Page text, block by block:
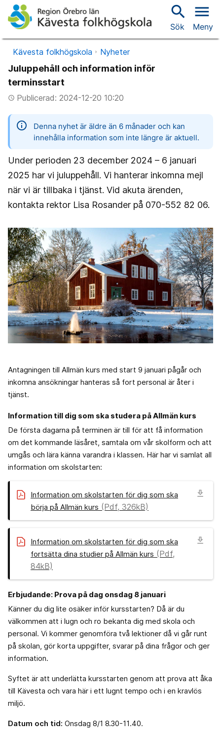
search
Sök
menu
Meny
Kävesta folkhögskola Nyheter
Juluppehåll och information inför
terminsstart
access_timePublicerad: 2024-12-20 10:20
information
Denna nyhet är äldre än 6 månader och kan
innehålla information som inte längre är aktuell.
Under perioden 23 december 2024 – 6 januari
2025 har vi juluppehåll. Vi hanterar inkomna mejl
när vi är tillbaka i tjänst. Vid akuta ärenden,
kontakta rektor Lisa Rosander på 070-552 82 06.
Antagningen till Allmän kurs med start 9 januari pågår och
inkomna ansökningar hanteras så fort personal är åter i
tjänst.
Information till dig som ska studera på Allmän kurs
De första dagarna på terminen är till för att få information
om det kommande läsåret, samtala om vår skolform och att
umgås och lära känna varandra i klassen. Här har vi samlat all
information om skolstarten:
Information om skolstarten för dig som ska
börja på Allmän kurs (Pdf, 326kB)
download
Information om skolstarten för dig som ska
fortsätta dina studier på Allmän kurs (Pdf,
84kB)
download
Erbjudande: Prova på dag onsdag 8 januari
Känner du dig lite osäker inför kursstarten? Då är du
välkommen att i lugn och ro bekanta dig med skola och
personal. Vi kommer genomföra två lektioner då vi går runt
på skolan, gör korta uppgifter, svarar på dina frågor och ger
information.
Syftet är att underlätta kursstarten genom att prova att åka
till Kävesta och vara här i ett lugnt tempo och i en kravlös
miljö.
Datum och tid: Onsdag 8/1 8.30-11.40.